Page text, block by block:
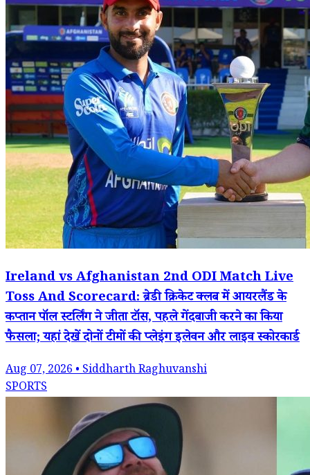
Ireland vs Afghanistan 2nd ODI Match Live
Toss And Scorecard: ब्रेडी क्रिकेट क्लब में आयरलैंड के
कप्तान पॉल स्टर्लिंग ने जीता टॉस, पहले गेंदबाजी करने का किया
फैसला; यहां देखें दोनों टीमों की प्लेइंग इलेवन और लाइव स्कोरकार्ड
Aug 07, 2026 • Siddharth Raghuvanshi
SPORTS